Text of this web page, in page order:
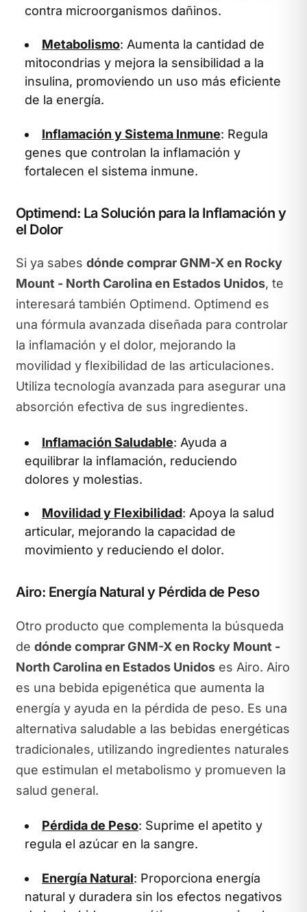
contra microorganismos dañinos.
Metabolismo: Aumenta la cantidad de
mitocondrias y mejora la sensibilidad a la
insulina, promoviendo un uso más eficiente
de la energía.
Inflamación y Sistema Inmune: Regula
genes que controlan la inflamación y
fortalecen el sistema inmune.
Optimend: La Solución para la Inflamación y
el Dolor
Si ya sabes dónde comprar GNM-X en Rocky
Mount - North Carolina en Estados Unidos, te
interesará también Optimend. Optimend es
una fórmula avanzada diseñada para controlar
la inflamación y el dolor, mejorando la
movilidad y flexibilidad de las articulaciones.
Utiliza tecnología avanzada para asegurar una
absorción efectiva de sus ingredientes.
Inflamación Saludable: Ayuda a
equilibrar la inflamación, reduciendo
dolores y molestias.
Movilidad y Flexibilidad: Apoya la salud
articular, mejorando la capacidad de
movimiento y reduciendo el dolor.
Airo: Energía Natural y Pérdida de Peso
Otro producto que complementa la búsqueda
de dónde comprar GNM-X en Rocky Mount -
North Carolina en Estados Unidoses Airo. Airo
es una bebida epigenética que aumenta la
energía y ayuda en la pérdida de peso. Es una
alternativa saludable a las bebidas energéticas
tradicionales, utilizando ingredientes naturales
que estimulan el metabolismo y promueven la
salud general.
Pérdida de Peso: Suprime el apetito y
regula el azúcar en la sangre.
Energía Natural: Proporciona energía
natural y duradera sin los efectos negativos